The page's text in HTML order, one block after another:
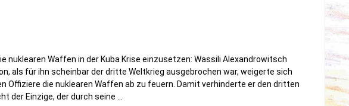
nuklearen Waffen in der Kuba Krise einzusetzen: Wassili Alexandrowitsch
als für ihn scheinbar der dritte Weltkrieg ausgebrochen war, weigerte sich
Offiziere die nuklearen Waffen ab zu feuern. Damit verhinderte er den dritten
der Einzige, der durch seine …